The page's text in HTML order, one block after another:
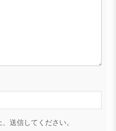
送信してください。